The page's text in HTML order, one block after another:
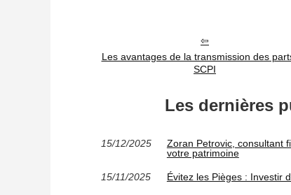
Les avantages de la transmission des
SCPI
Les dernières
15/12/2025
Zoran Petrovic, consultant
votre patrimoine
15/11/2025 Évitez les Pièges : Investir